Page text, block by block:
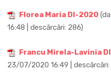
Florea Maria DI-2020
16:48 | descărcări: 286)
Francu Mirela-Lavinia
23/07/2020 16:49 |